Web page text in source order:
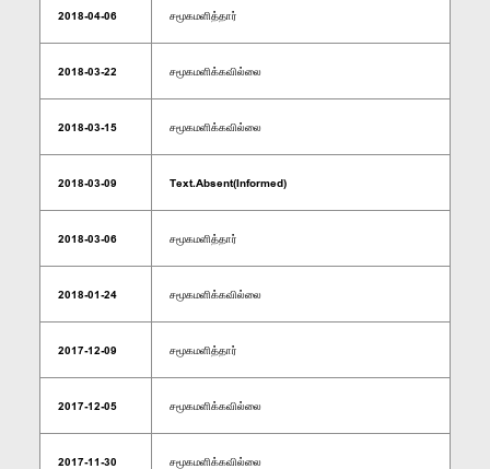
2018-04-06 சமூகமளித்தார்
2018-03-22 சமூகமளிக்கவில்லை
2018-03-15 சமூகமளிக்கவில்லை
2018-03-09 Text.Absent(Informed)
2018-03-06 சமூகமளித்தார்
2018-01-24 சமூகமளிக்கவில்லை
2017-12-09 சமூகமளித்தார்
2017-12-05 சமூகமளிக்கவில்லை
2017-11-30 சமூகமளிக்கவில்லை